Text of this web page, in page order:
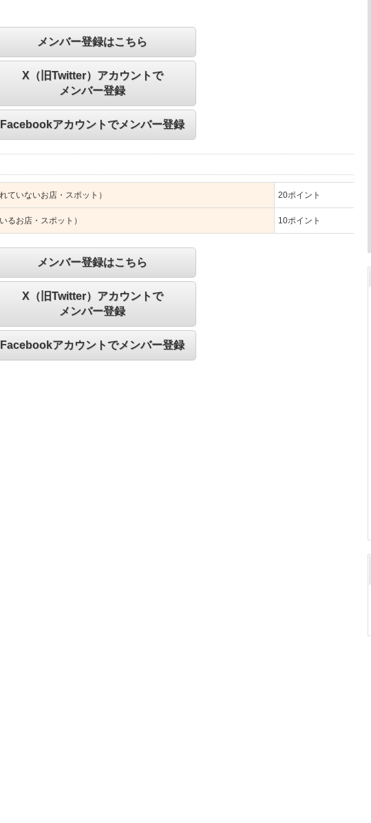
メンバー登録はこちら
X（旧Twitter）アカウントで
メンバー登録
Facebookアカウントでメンバー登録
ていないお店・スポット） 20ポイント
るお店・スポット） 10ポイント
メンバー登録はこちら
X（旧Twitter）アカウントで
メンバー登録
Facebookアカウントでメンバー登録